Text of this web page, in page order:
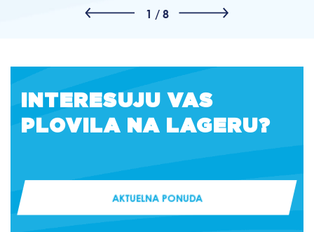
1 / 8
INTERESUJU VAS
PLOVILA NA LAGERU?
AKTUELNA PONUDA